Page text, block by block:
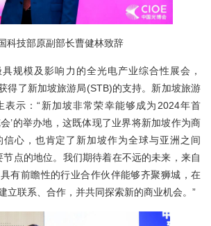
科技部原副部长曹健林致辞
规模及影响力的全光电产业综合性展会，
得了新加坡旅游局(STB)的支持。新加坡旅游
表示：“新加坡非常荣幸能够成为2024年首
’的举办地，这既体现了业界将新加坡作为商
信心，也肯定了新加坡作为全球与亚洲之间
节点的地位。我们期待着在不远的未来，来自
有前瞻性的行业合作伙伴能够齐聚狮城，在
立联系、合作，并共同探索新的商业机会。”